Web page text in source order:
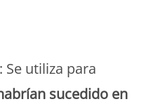
: Se utiliza para
sucedido en